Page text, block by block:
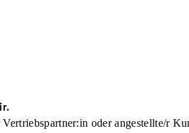
Vertriebspartner:in oder angestellte/r